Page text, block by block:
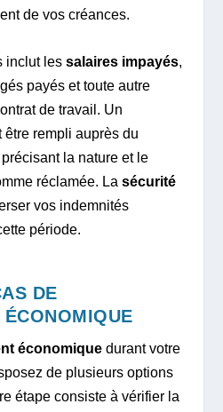
de vos créances.
inclut lessalaires impayés,
payés et toute autre
de travail. Un
rempli auprès du
la nature et le
réclamée. Lasécurité
vos indemnités
période.
DE
économique durant votre
de plusieurs options
étape consiste à vérifier la